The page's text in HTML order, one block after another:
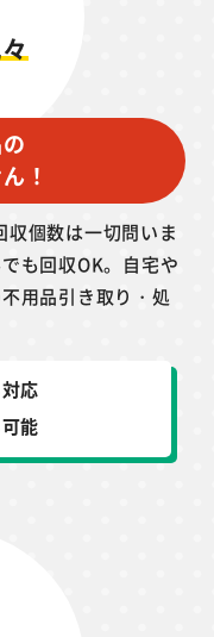
！
個数は一切問いま
も回収OK。自宅や
用品引き取り・処
応
能